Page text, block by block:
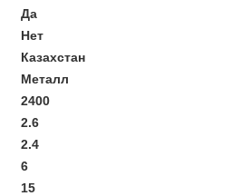
Да
Нет
Казахстан
Металл
2400
2.6
2.4
6
15